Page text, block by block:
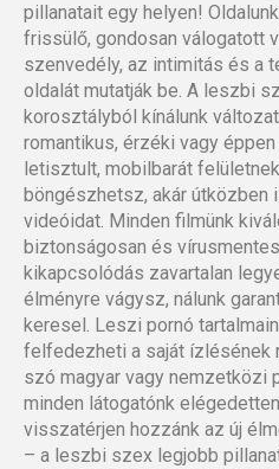
pillanatait egy helyen!
frissülő, gondosan válogatott
szenvedély, az intimitás és a
oldalát mutatják be. A leszbi
korosztályból kínálunk
romantikus, érzéki vagy
letisztult, mobilbarát
böngészhetsz, akár útközben
videóidat. Minden filmünk
biztonságosan és
kikapcsolódás zavartalan
élményre vágysz, nálunk
keresel. Leszi pornó
felfedezheti a saját ízlésének
szó magyar vagy nemzetközi
minden látogatónk
visszatérjen hozzánk az új
– a leszbi szex legjobb